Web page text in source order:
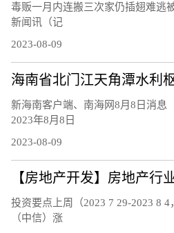
毒贩一月内连搬三次家仍插翅难逃
新闻讯（记
2023-08-09
新海南客户端、南海网8月8日消息
2023年8月8日
2023-08-09
投资要点上周（2023 7 29-2023 8
（中信）涨